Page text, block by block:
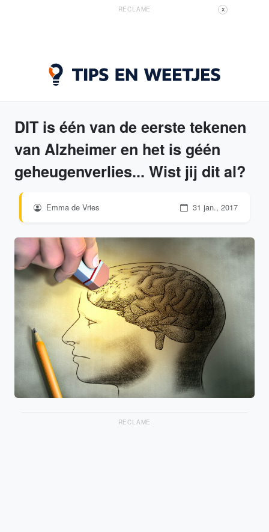
RECLAME X
DIT is één van de eerste tekenen
van Alzheimer en het is géén
geheugenverlies... Wist jij dit al?
Emma de Vries 31 jan., 2017
RECLAME